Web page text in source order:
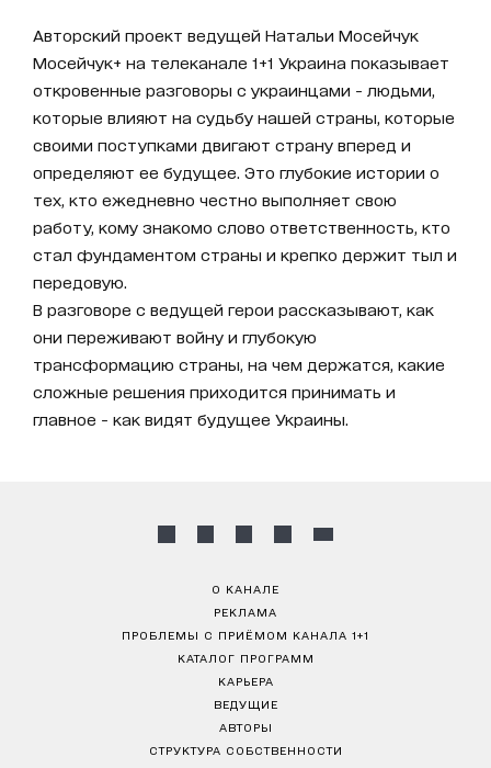
Авторский проект ведущей Натальи Мосейчук
Мосейчук+ на телеканале 1+1 Украина показывает
откровенные разговоры с украинцами - людьми,
которые влияют на судьбу нашей страны, которые
своими поступками двигают страну вперед и
определяют ее будущее. Это глубокие истории о
тех, кто ежедневно честно выполняет свою
работу, кому знакомо слово ответственность, кто
стал фундаментом страны и крепко держит тыл и
передовую.
В разговоре с ведущей герои рассказывают, как
они переживают войну и глубокую
трансформацию страны, на чем держатся, какие
сложные решения приходится принимать и
главное - как видят будущее Украины.
О КАНАЛЕ
РЕКЛАМА
ПРОБЛЕМЫ С ПРИЁМОМ КАНАЛА 1+1
КАТАЛОГ ПРОГРАММ
КАРЬЕРА
ВЕДУЩИЕ
АВТОРЫ
СТРУКТУРА СОБСТВЕННОСТИ